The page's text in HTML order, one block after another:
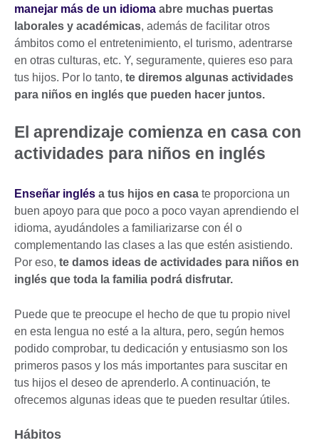
manejar más de un idioma abre muchas puertas
laborales y académicas, además de facilitar otros
ámbitos como el entretenimiento, el turismo, adentrarse
en otras culturas, etc. Y, seguramente, quieres eso para
tus hijos. Por lo tanto, te diremos algunas actividades
para niños en inglés que pueden hacer juntos.
El aprendizaje comienza en casa con
actividades para niños en inglés
Enseñar inglés a tus hijos en casa te proporciona un
buen apoyo para que poco a poco vayan aprendiendo el
idioma, ayudándoles a familiarizarse con él o
complementando las clases a las que estén asistiendo.
Por eso, te damos ideas de actividades para niños en
inglés que toda la familia podrá disfrutar.
Puede que te preocupe el hecho de que tu propio nivel
en esta lengua no esté a la altura, pero, según hemos
podido comprobar, tu dedicación y entusiasmo son los
primeros pasos y los más importantes para suscitar en
tus hijos el deseo de aprenderlo. A continuación, te
ofrecemos algunas ideas que te pueden resultar útiles.
Hábitos